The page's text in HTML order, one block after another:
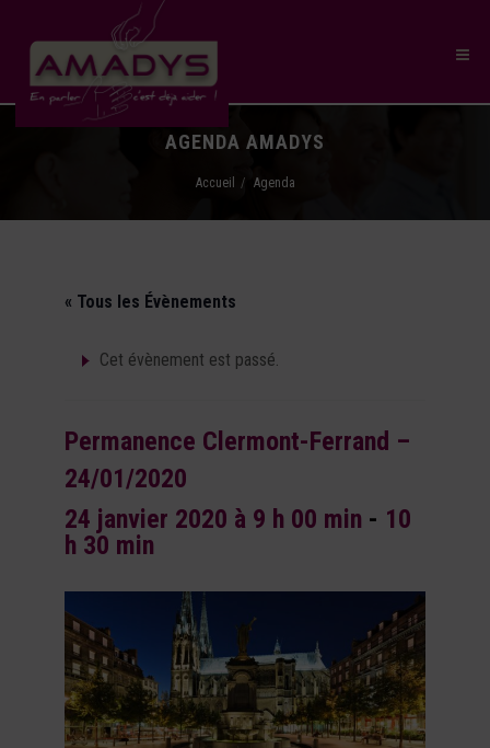
AGENDA AMADYS
Accueil Agenda
« Tous les Évènements
Cet évènement est passé.
Permanence Clermont-Ferrand –
24/01/2020
24 janvier 2020 à 9 h 00 min - 10
h 30 min